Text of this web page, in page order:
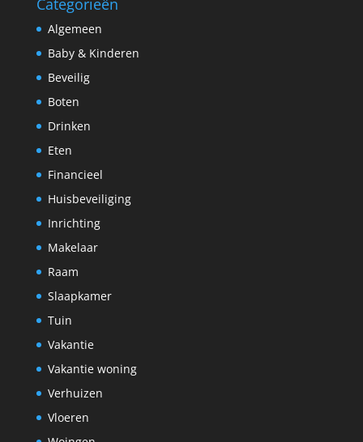
Algemeen
Baby & Kinderen
Beveilig
Boten
Drinken
Eten
Financieel
Huisbeveiliging
Inrichting
Makelaar
Raam
Slaapkamer
Tuin
Vakantie
Vakantie woning
Verhuizen
Vloeren